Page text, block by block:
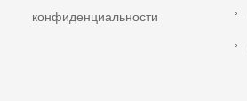
конфиденциальности